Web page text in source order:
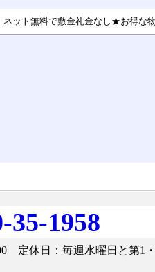
ネット無料で敷金礼金なし★お得な
35-1958
定休日：毎週水曜日と第1